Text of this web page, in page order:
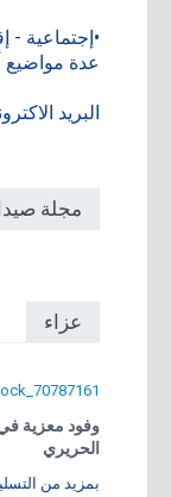
•إجتماعية -
عدة
البريد
مجلة
عزاء
وفود معزية
الحريري
بمزيد من